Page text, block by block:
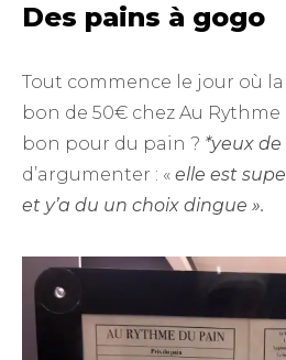
Des pains à gogo
Tout commence le jour où
bon de 50€ chez Au
bon pour du pain ? *yeux
d’argumenter : « elle est
et y’a du un choix dingue ».